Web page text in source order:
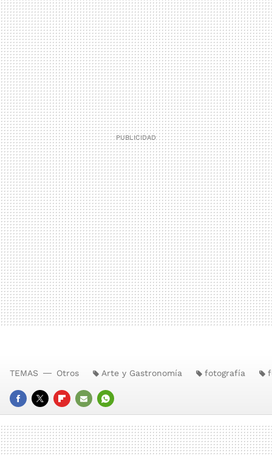
FACEBOOK
TWITTERFLIPBOARD
E-
MAIL
WHATSAPP
TEMAS Otros Arte y Gastronomía fotografía